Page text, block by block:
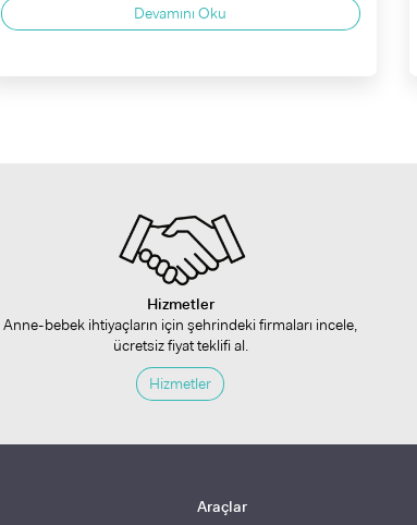
Devamını Oku
Hizmetler
Anne-bebek ihtiyaçların için şehrindeki firmaları incele,
ücretsiz fiyat teklifi al.
Hizmetler
Araçlar